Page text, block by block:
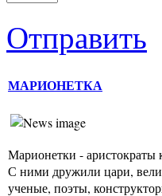
Отправить
МАРИОНЕТКА
Марионетки - аристократы
С ними дружили цари,
ученые, поэты,